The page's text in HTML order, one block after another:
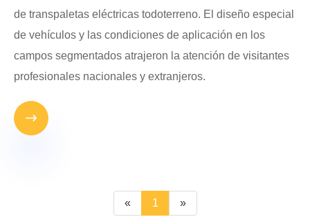
de transpaletas eléctricas todoterreno. El diseño especial
de vehículos y las condiciones de aplicación en los
campos segmentados atrajeron la atención de visitantes
profesionales nacionales y extranjeros.

« 1 »